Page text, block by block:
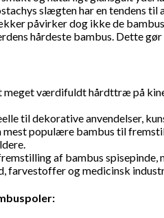
slægten har en tendens
påvirker dog ikke de
hårdeste bambus. Dette
værdifuldt hårdttræ på
til dekorative anvendelser,
mest populære bambus til
af bambus spisepinde,
farvestoffer og medicinsk